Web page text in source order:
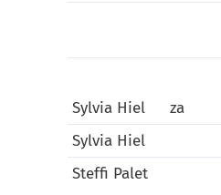
Sylvia Hiel za
Sylvia Hiel
Steffi Palet